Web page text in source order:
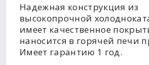
Надежная конструкция из
высокопрочной
имеет качественное
наносится в горячей печи
Имеет гарантию 1 год.